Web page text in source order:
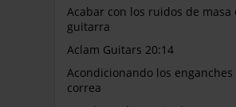
Acabar con los ruidos de masa
guitarra
Aclam Guitars 20:14
Acondicionando los enganches
correa